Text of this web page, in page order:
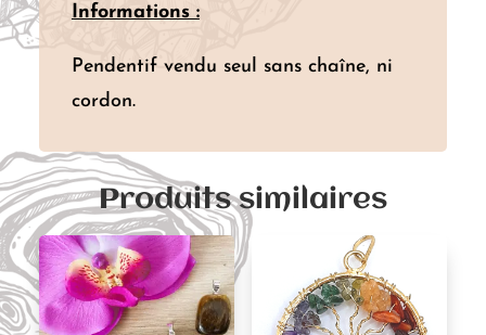
Informations :
Pendentif vendu seul sans chaîne, ni
cordon.
Produits similaires